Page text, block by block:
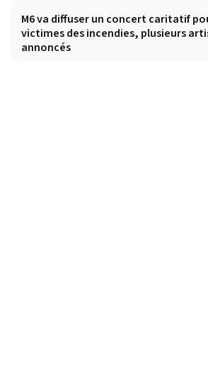
M6 va diffuser un concert caritatif
victimes des incendies, plusieurs
annoncés